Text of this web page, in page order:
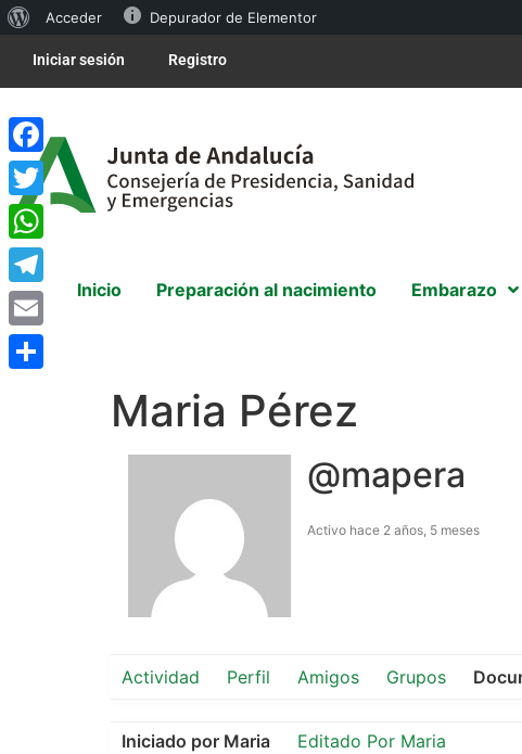
Acceder Depurador de Elementor
Iniciar sesión Registro
Inicio Preparación al nacimiento Embarazo
Maria Pérez
@mapera
Activo hace 2 años, 5 meses
Actividad Perfil Amigos Grupos
Iniciado por Maria Editado Por Maria
Facebook
Twitter
WhatsApp
Telegram
Email